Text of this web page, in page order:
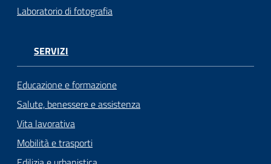
Laboratorio di fotografia
SERVIZI
Educazione e formazione
Salute, benessere e assistenza
Vita lavorativa
Mobilità e trasporti